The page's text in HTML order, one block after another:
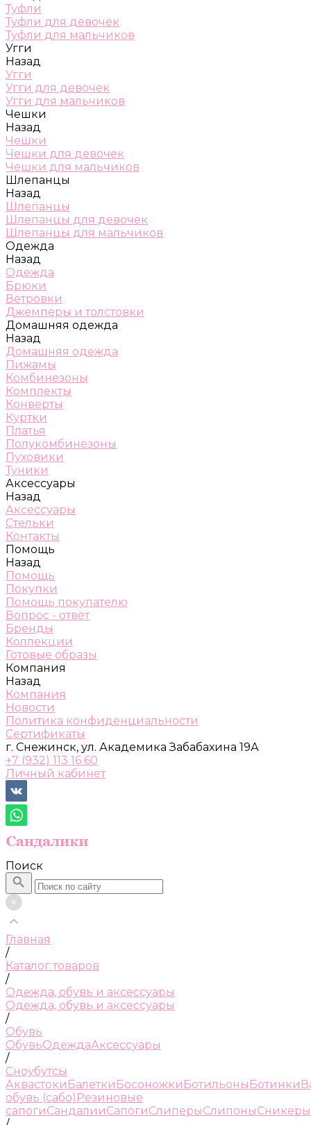
Туфли
Туфли для девочек
Туфли для мальчиков
Угги
Назад
Угги
Угги для девочек
Угги для мальчиков
Чешки
Назад
Чешки
Чешки для девочек
Чешки для мальчиков
Шлепанцы
Назад
Шлепанцы
Шлепанцы для девочек
Шлепанцы для мальчиков
Одежда
Назад
Одежда
Брюки
Ветровки
Джемперы и толстовки
Домашняя одежда
Назад
Домашняя одежда
Пижамы
Комбинезоны
Комплекты
Конверты
Куртки
Платья
Полукомбинезоны
Пуховики
Туники
Аксессуары
Назад
Аксессуары
Стельки
Контакты
Помощь
Назад
Помощь
Покупки
Помощь покупателю
Вопрос - ответ
Бренды
Коллекции
Готовые образы
Компания
Назад
Компания
Новости
Политика конфиденциальности
Сертификаты
г. Снежинск, ул. Академика Забабахина 19А
+7 (932) 113 16 60
Личный кабинет
Поиск
Главная
/
Каталог товаров
/
Одежда, обувь и аксессуары
Одежда, обувь и аксессуары
/
Обувь
ОбувьОдеждаАксессуары
/
Сноубутсы
Аквастоки Балетки Босоножки Ботильоны Ботинки
обувь (сабо) Резиновые
сапогиСандалииСапогиСлиперыСлипоныСникеры